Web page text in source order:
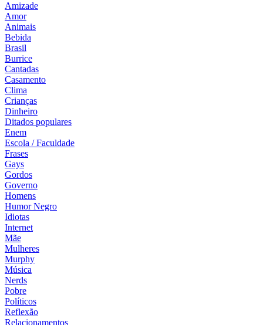
Amizade
Amor
Animais
Bebida
Brasil
Burrice
Cantadas
Casamento
Clima
Crianças
Dinheiro
Ditados populares
Enem
Escola / Faculdade
Frases
Gays
Gordos
Governo
Homens
Humor Negro
Idiotas
Internet
Mãe
Mulheres
Murphy
Música
Nerds
Pobre
Políticos
Reflexão
Relacionamentos